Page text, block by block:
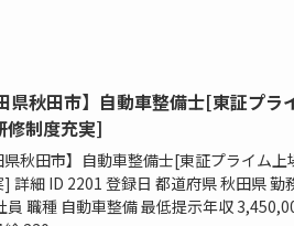
県秋田市】自動車整備士[東証プラ
制度充実]
県秋田市】自動車整備士[東証プライム
詳細 ID 2201 登録日 都道府県 秋田県 勤
員 職種 自動車整備 最低提示年収